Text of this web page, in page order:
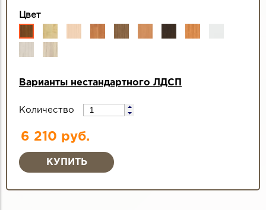
Цвет
Варианты нестандартного ЛДСП
Количество
6 210 руб.